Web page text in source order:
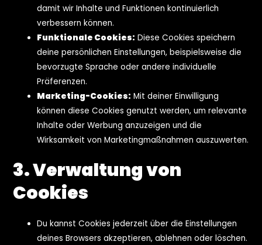
damit wir Inhalte und Funktionen kontinuierlich
verbessern können.
Funktionale Cookies: Diese Cookies speichern
deine persönlichen Einstellungen, beispielsweise die
bevorzugte Sprache oder andere individuelle
Präferenzen.
Marketing-Cookies: Mit deiner Einwilligung
können diese Cookies genutzt werden, um relevante
Inhalte oder Werbung anzuzeigen und die
Wirksamkeit von Marketingmaßnahmen auszuwerten.
3. Verwaltung von
Cookies
Du kannst Cookies jederzeit über die Einstellungen
deines Browsers akzeptieren, ablehnen oder löschen.